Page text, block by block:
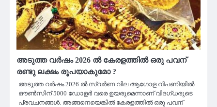
അടുത്ത വർഷം 2026 ൽ കേരളത്തിൽ ഒരു പവന്
രണ്ടു ലക്ഷം രൂപയാകുമോ ?
അടുത്ത വർഷം 2026 ൽ സ്വർണ വില ആഗോള വിപണിയിൽ
ഔണ്‍സിന് 5000 ഡോളർ വരെ ഉയരുമെന്നാണ് വിദഗ്ധരുടെ
പ്രവചനങ്ങൾ. അങ്ങനെയെങ്കിൽ കേരളത്തിൽ ഒരു പവന്